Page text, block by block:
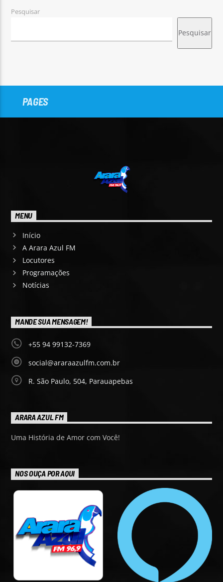
Pesquisar
Pesquisar
PAGES
MENU
Início
A Arara Azul FM
Locutores
Programações
Notícias
MANDE SUA MENSAGEM!
+55 94 99132-7369
social@araraazulfm.com.br
R. São Paulo, 504, Parauapebas
ARARA AZUL FM
Uma História de Amor com Você!
NOS OUÇA POR AQUI